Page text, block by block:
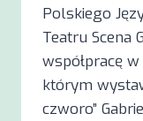
Polskiego
Teatru Scena
współpracę
którym
czworo”